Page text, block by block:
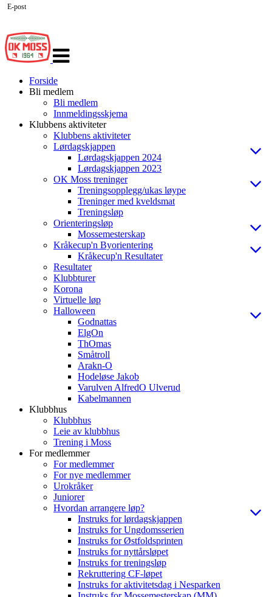
navigasjon
Forside
Bli medlem
Bli medlem
Innmeldingsskjema
Klubbens aktiviteter
Klubbens aktiviteter
Lørdagskjappen
Lørdagskjappen 2024
Lørdagskjappen 2023
OK Moss treninger
Treningsopplegg/ukas løype
Treninger med kveldsmat
Treningsløp
Orienteringsløp
Mossemesterskap
Kråkecup'n Byorientering
Kråkecup'n Resultater
Resultater
Klubbturer
Korona
Virtuelle løp
Halloween
Godnattas
ElgOn
ThOmas
Småtroll
Arakn-O
Hodeløse Jakob
Varulven AlfredO Ulverud
Kabelmannen
Klubbhus
Klubbhus
Leie av klubbhus
Trening i Moss
For medlemmer
For medlemmer
For nye medlemmer
Urokråker
Juniorer
Hvordan arrangere løp?
Instruks for lørdagskjappen
Instruks for Ungdomsserien
Instruks for Østfoldsprinten
Instruks for nyttårsløpet
Instruks for treningsløp
Rekruttering CF-løpet
Instruks for aktivitetsdag i Nesparken
E-post